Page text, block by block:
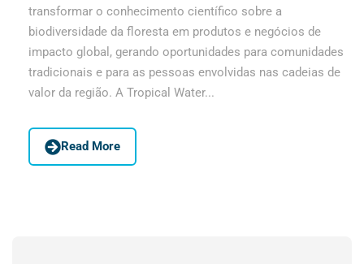
transformar o conhecimento científico sobre a
biodiversidade da floresta em produtos e negócios de
impacto global, gerando oportunidades para comunidades
tradicionais e para as pessoas envolvidas nas cadeias de
valor da região. A Tropical Water...
Read More